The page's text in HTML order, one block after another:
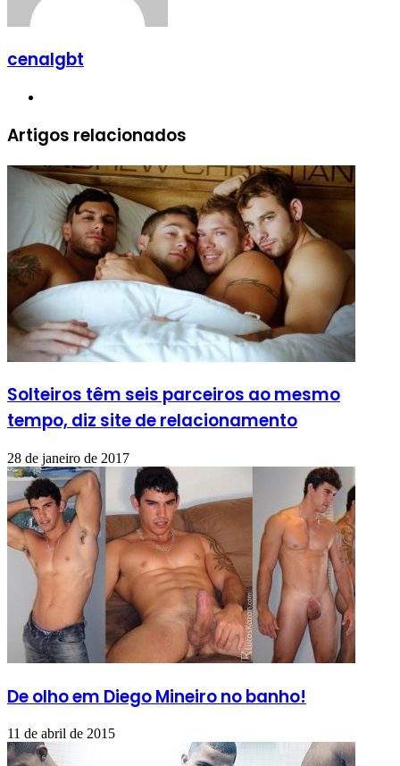
cenalgbt
Artigos relacionados
Solteiros têm seis parceiros ao mesmo
tempo, diz site de relacionamento
28 de janeiro de 2017
De olho em Diego Mineiro no banho!
11 de abril de 2015